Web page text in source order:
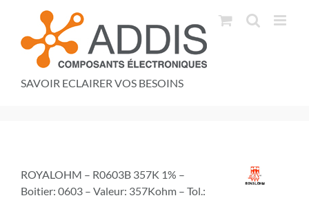
SAVOIR ECLAIRER VOS BESOINS
ROYALOHM – R0603B 357K 1% –
Boitier: 0603 – Valeur: 357Kohm – Tol.: